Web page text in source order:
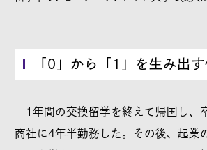
「0」から「1」を生み出
1年間の交換留学を終えて帰国し、
商社に4年半勤務した。その後、起業